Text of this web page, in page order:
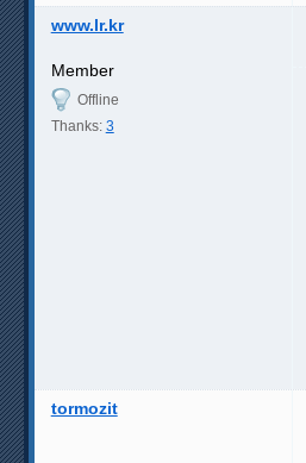
www.lr.kr
Member
Offline
Thanks: 3
tormozit